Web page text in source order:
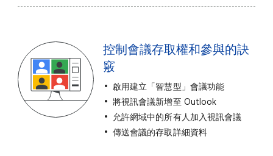
控制會議存取權和參與的訣
竅
啟用建立「智慧型」會議功能
將視訊會議新增至 Outlook
允許網域中的所有人加入視訊會議
傳送會議的存取詳細資料